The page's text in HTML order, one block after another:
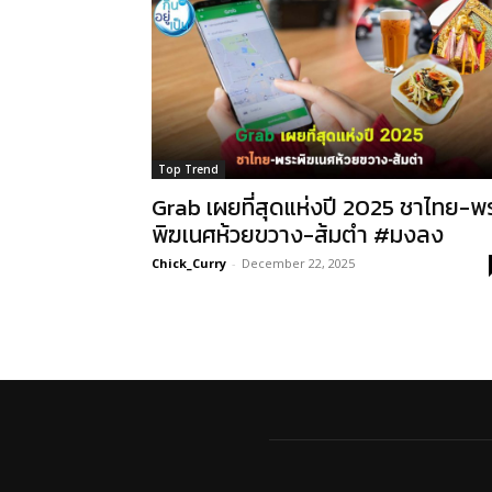
Top Trend
Grab เผยที่สุดแห่งปี 2025 ชาไทย-พ
พิฆเนศห้วยขวาง-ส้มตำ #มงลง
Chick_Curry - December 22, 2025